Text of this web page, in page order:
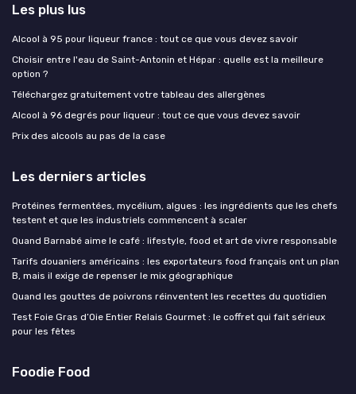
Les plus lus
Alcool à 95 pour liqueur france : tout ce que vous devez savoir
Choisir entre l'eau de Saint-Antonin et Hépar : quelle est la meilleure
option ?
Téléchargez gratuitement votre tableau des allergènes
Alcool à 96 degrés pour liqueur : tout ce que vous devez savoir
Prix des alcools au pas de la case
Les derniers articles
Protéines fermentées, mycélium, algues : les ingrédients que les chefs
testent et que les industriels commencent à scaler
Quand Barnabé aime le café : lifestyle, food et art de vivre responsable
Tarifs douaniers américains : les exportateurs food français ont un plan
B, mais il exige de repenser le mix géographique
Quand les gouttes de poivrons réinventent les recettes du quotidien
Test Foie Gras d’Oie Entier Relais Gourmet : le coffret qui fait sérieux
pour les fêtes
Foodie Food